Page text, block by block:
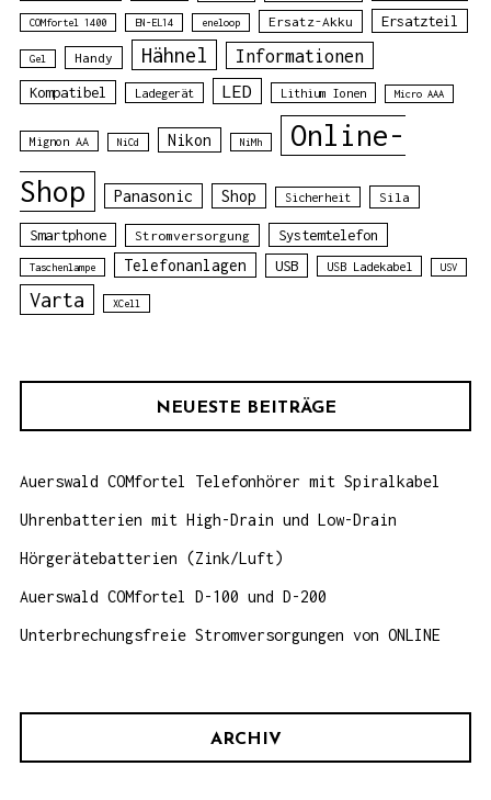
COMfortel 1400 EN-EL14 eneloop Ersatz-Akku Ersatzteil
Gel Handy Hähnel Informationen
Kompatibel Ladegerät LED Lithium Ionen Micro AAA
Mignon AA NiCd Nikon NiMh
Online-
Shop
Panasonic Shop Sicherheit Sila
Smartphone Stromversorgung Systemtelefon
Taschenlampe Telefonanlagen USB USB Ladekabel USV
Varta XCell
NEUESTE BEITRÄGE
Auerswald COMfortel Telefonhörer mit Spiralkabel
Uhrenbatterien mit High-Drain und Low-Drain
Hörgerätebatterien (Zink/Luft)
Auerswald COMfortel D-100 und D-200
Unterbrechungsfreie Stromversorgungen von ONLINE
ARCHIV